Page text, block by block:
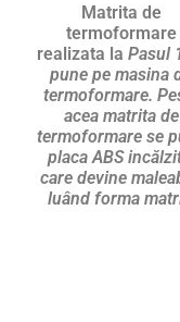
Matrita de
termoformare
realizata la Pasul
pune pe masina
termoformare.
acea matrita de
termoformare se
placa ABS
care devine
luând forma